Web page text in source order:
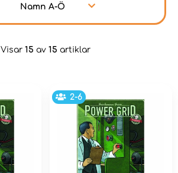
Namn A-Ö
Visar 15 av 15 artiklar
2-6